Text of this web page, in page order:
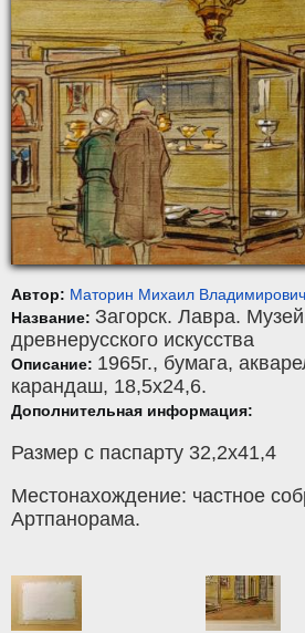
Автор: Маторин Михаил Владимирович
Название: Загорск. Лавра.
древнерусского искусства
Описание: 1965г., бумага,
карандаш, 18,5x24,6.
Дополнительная информация:
Размер с паспарту 32,2х41,4
Местонахождение: частное
Артпанорама.